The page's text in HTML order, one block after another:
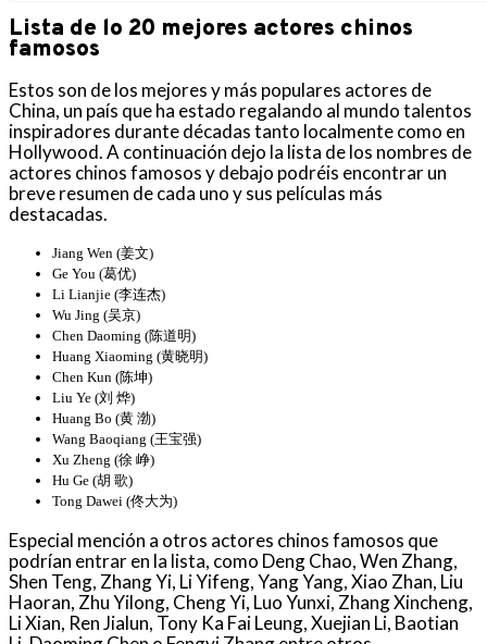
Lista de lo 20 mejores actores chinos
famosos
Estos son de los mejores y más populares actores de
China, un país que ha estado regalando al mundo talentos
inspiradores durante décadas tanto localmente como en
Hollywood. A continuación dejo la lista de los nombres de
actores chinos famosos y debajo podréis encontrar un
breve resumen de cada uno y sus películas más
destacadas.
Jiang Wen (姜文)
Ge You (葛优)
Li Lianjie (李连杰)
Wu Jing (吴京)
Chen Daoming (陈道明)
Huang Xiaoming (黄晓明)
Chen Kun (陈坤)
Liu Ye (刘 烨)
Huang Bo (黄 渤)
Wang Baoqiang (王宝强)
Xu Zheng (徐 峥)
Hu Ge (胡 歌)
Tong Dawei (佟大为)
Especial mención a otros actores chinos famosos que
podrían entrar en la lista, como Deng Chao, Wen Zhang,
Shen Teng, Zhang Yi, Li Yifeng, Yang Yang, Xiao Zhan, Liu
Haoran, Zhu Yilong, Cheng Yi, Luo Yunxi, Zhang Xincheng,
Li Xian, Ren Jialun, Tony Ka Fai Leung, Xuejian Li, Baotian